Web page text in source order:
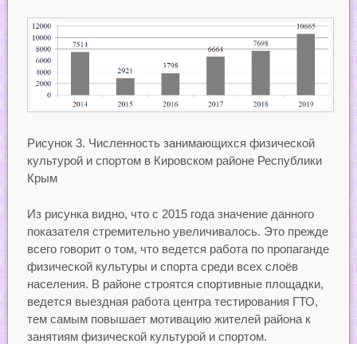
Рисунок 3. Численность занимающихся физической
культурой и спортом в Кировском районе Республики
Крым
Из рисунка видно, что с 2015 года значение данного
показателя стремительно увеличивалось. Это прежде
всего говорит о том, что ведется работа по пропаганде
физической культуры и спорта среди всех слоёв
населения. В районе строятся спортивные площадки,
ведется выездная работа центра тестирования ГТО,
тем самым повышает мотивацию жителей района к
занятиям физической культурой и спортом.